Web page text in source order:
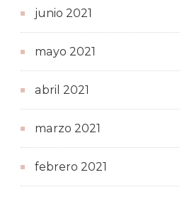
junio 2021
mayo 2021
abril 2021
marzo 2021
febrero 2021